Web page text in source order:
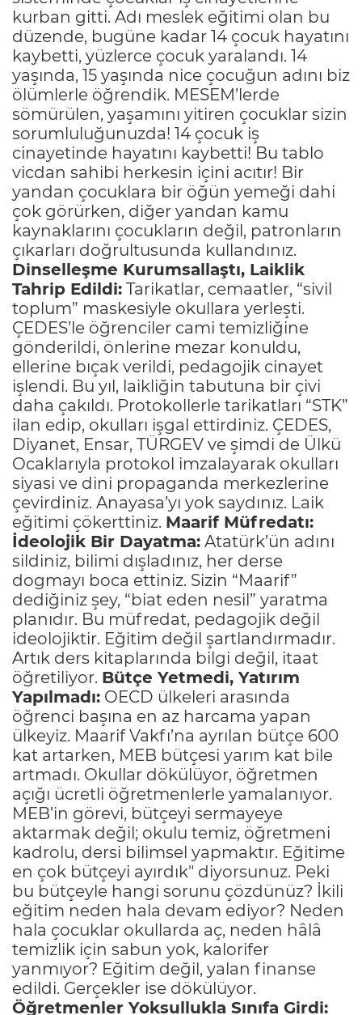
kurban gitti. Adı meslek eğitimi olan bu
düzende, bugüne kadar 14 çocuk hayatını
kaybetti, yüzlerce çocuk yaralandı. 14
yaşında, 15 yaşında nice çocuğun adını biz
ölümlerle öğrendik. MESEM’lerde
sömürülen, yaşamını yitiren çocuklar sizin
sorumluluğunuzda! 14 çocuk iş
cinayetinde hayatını kaybetti! Bu tablo
vicdan sahibi herkesin içini acıtır! Bir
yandan çocuklara bir öğün yemeği dahi
çok görürken, diğer yandan kamu
kaynaklarını çocukların değil, patronların
çıkarları doğrultusunda kullandınız.
Dinselleşme Kurumsallaştı, Laiklik
Tahrip Edildi: Tarikatlar, cemaatler, “sivil
toplum” maskesiyle okullara yerleşti.
ÇEDES’le öğrenciler cami temizliğine
gönderildi, önlerine mezar konuldu,
ellerine bıçak verildi, pedagojik cinayet
işlendi. Bu yıl, laikliğin tabutuna bir çivi
daha çakıldı. Protokollerle tarikatları “STK”
ilan edip, okulları işgal ettirdiniz. ÇEDES,
Diyanet, Ensar, TÜRGEV ve şimdi de Ülkü
Ocaklarıyla protokol imzalayarak okulları
siyasi ve dini propaganda merkezlerine
çevirdiniz. Anayasa’yı yok saydınız. Laik
eğitimi çökerttiniz. Maarif Müfredatı:
İdeolojik Bir Dayatma: Atatürk’ün adını
sildiniz, bilimi dışladınız, her derse
dogmayı boca ettiniz. Sizin “Maarif”
dediğiniz şey, “biat eden nesil” yaratma
planıdır. Bu müfredat, pedagojik değil
ideolojiktir. Eğitim değil şartlandırmadır.
Artık ders kitaplarında bilgi değil, itaat
öğretiliyor. Bütçe Yetmedi, Yatırım
Yapılmadı: OECD ülkeleri arasında
öğrenci başına en az harcama yapan
ülkeyiz. Maarif Vakfı’na ayrılan bütçe 600
kat artarken, MEB bütçesi yarım kat bile
artmadı. Okullar dökülüyor, öğretmen
açığı ücretli öğretmenlerle yamalanıyor.
MEB’in görevi, bütçeyi sermayeye
aktarmak değil; okulu temiz, öğretmeni
kadrolu, dersi bilimsel yapmaktır. Eğitime
en çok bütçeyi ayırdık" diyorsunuz. Peki
bu bütçeyle hangi sorunu çözdünüz? İkili
eğitim neden hala devam ediyor? Neden
hala çocuklar okullarda aç, neden hâlâ
temizlik için sabun yok, kalorifer
yanmıyor? Eğitim değil, yalan finanse
edildi. Gerçekler ise dökülüyor.
Öğretmenler Yoksullukla Sınıfa Girdi: